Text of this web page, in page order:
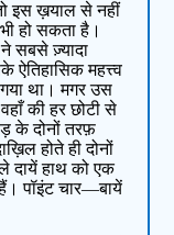
इस ख़याल से नहीं
हो सकता है।
सबसे ज़्यादा
ऐतिहासिक महत्त्व
था। मगर उस
की हर छोटी से
के दोनों तरफ़
होते ही दोनों
दायें हाथ को एक
पॉइंट चार—बायें